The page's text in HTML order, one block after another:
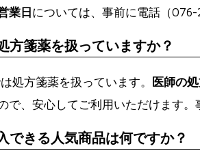
業日については、事前に電話（076-
方箋薬を扱っていますか？
処方箋薬を扱っています。 医師の
で、安心してご利用いただけます
できる人気商品は何ですか？